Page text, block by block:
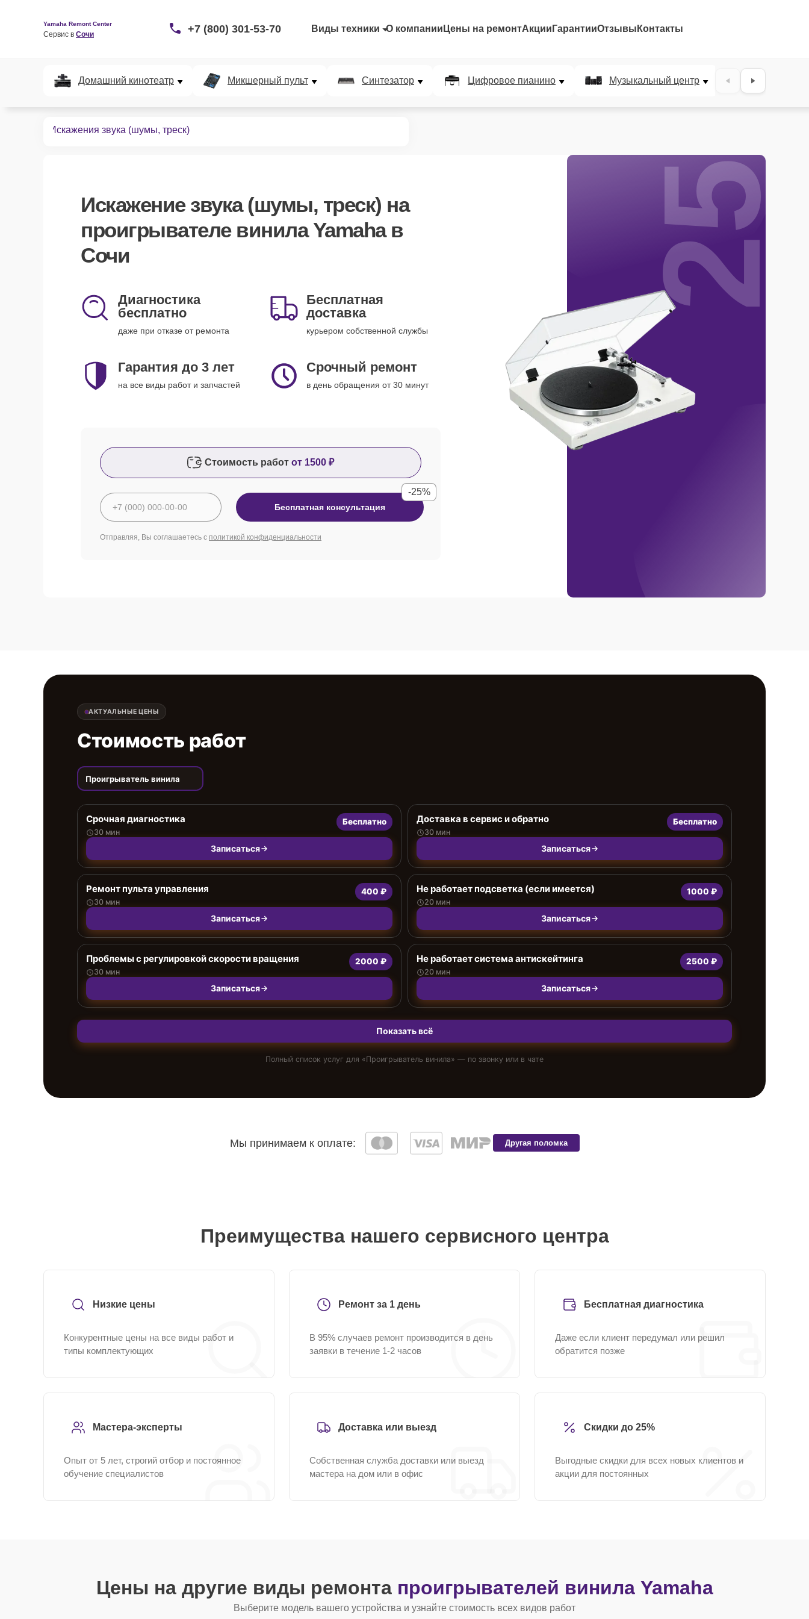
Yamaha Remont Center
Сервис в Сочи +7 (800) 301-53-70 Виды техники О компании Цены на ремонтАкции ГарантииОтзывы Контакты
Домашний кинотеатр Микшерный пульт Синтезатор Цифровое пианино Музыкальный центр DJ-пульт
Искажения звука (шумы, треск)
Искажение звука (шумы, треск) на
проигрывателе винила Yamaha в
Сочи
Диагностика
бесплатно
даже при отказе от ремонта
Бесплатная
доставка
курьером собственной службы
Гарантия до 3 лет
на все виды работ и запчастей
Срочный ремонт
в день обращения от 30 минут
Стоимость работ от 1500 ₽
Бесплатная консультация
-25%
Отправляя, Вы соглашаетесь с политикой конфиденциальности
25%
АКТУАЛЬНЫЕ ЦЕНЫ
Стоимость работ
Проигрыватель винила
Срочная диагностика
30 мин
Бесплатно
Записаться
Доставка в сервис и обратно
30 мин
Бесплатно
Записаться
Ремонт пульта управления
30 мин
400 ₽
Записаться
Не работает подсветка (если имеется)
20 мин
1000 ₽
Записаться
Проблемы с регулировкой скорости вращения
30 мин
2000 ₽
Записаться
Не работает система антискейтинга
20 мин
2500 ₽
Записаться
Показать всё
Полный список услуг для «Проигрыватель винила» — по звонку или в чате
Мы принимаем к оплате: Другая поломка
Преимущества нашего сервисного центра
Низкие цены
Конкурентные цены на все виды работ и
типы комплектующих
Ремонт за 1 день
В 95% случаев ремонт производится в день
заявки в течение 1-2 часов
Бесплатная диагностика
Даже если клиент передумал или решил
обратится позже
Мастера-эксперты
Опыт от 5 лет, строгий отбор и постоянное
обучение специалистов
Доставка или выезд
Собственная служба доставки или выезд
мастера на дом или в офис
Скидки до 25%
Выгодные скидки для всех новых клиентов и
акции для постоянных
Цены на другие виды ремонта проигрывателей винила Yamaha
Выберите модель вашего устройства и узнайте стоимость всех видов работ